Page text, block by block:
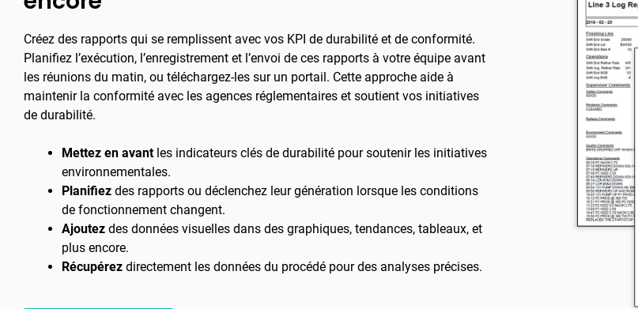
Créez des rapports qui se remplissent avec vos KPI de durabilité et de conformité.
Planifiez l’exécution, l’enregistrement et l’envoi de ces rapports à votre équipe avant
les réunions du matin, ou téléchargez-les sur un portail. Cette approche aide à
maintenir la conformité avec les agences réglementaires et soutient vos initiatives
de durabilité.
Mettez en avant les indicateurs clés de durabilité pour soutenir les initiatives
environnementales.
Planifiez des rapports ou déclenchez leur génération lorsque les conditions
de fonctionnement changent.
Ajoutez des données visuelles dans des graphiques, tendances, tableaux, et
plus encore.
Récupérez directement les données du procédé pour des analyses précises.